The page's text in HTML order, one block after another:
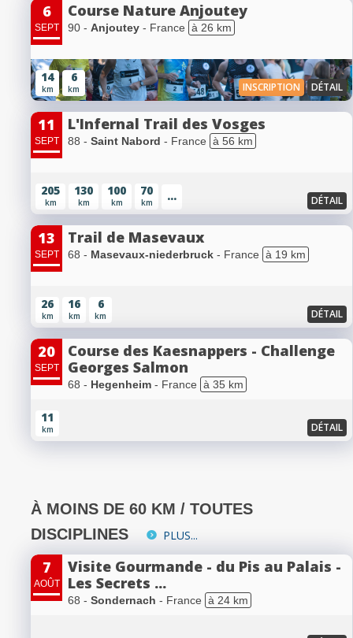
6
SEPT
Course Nature Anjoutey
90 - Anjoutey - France à 26 km
14
km
6
km INSCRIPTION DÉTAIL
11
SEPT
L'Infernal Trail des Vosges
88 - Saint Nabord - France à 56 km
205
km
130
km
100
km
70
km ... DÉTAIL
13
SEPT
Trail de Masevaux
68 - Masevaux-niederbruck - France à 19 km
26
km
16
km
6
km DÉTAIL
20
SEPT
Course des Kaesnappers - Challenge
Georges Salmon
68 - Hegenheim - France à 35 km
11
km DÉTAIL
À MOINS DE 60 KM / TOUTES
DISCIPLINES
PLUS...
7
AOÛT
Visite Gourmande - du Pis au Palais -
Les Secrets ...
68 - Sondernach - France à 24 km